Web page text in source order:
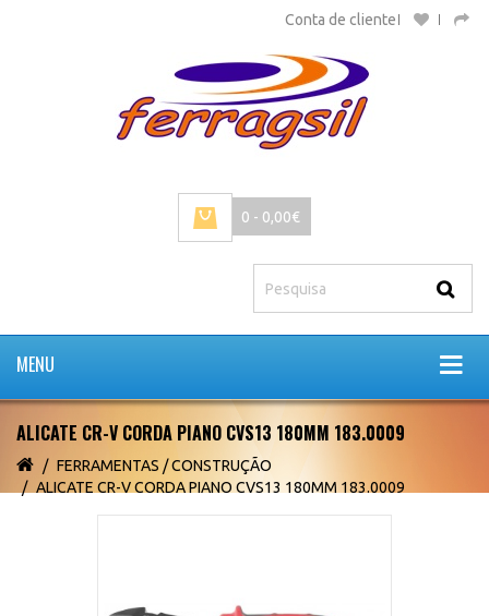
Conta de cliente
0 - 0,00€
MENU
ALICATE CR-V CORDA PIANO CVS13 180MM 183.0009
FERRAMENTAS / CONSTRUÇÃO
ALICATE CR-V CORDA PIANO CVS13 180MM 183.0009